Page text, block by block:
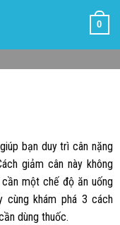
0
bạn duy trì cân nặng
giảm cân này không
một chế độ ăn uống
cùng khám phá 3 cách
dùng thuốc.